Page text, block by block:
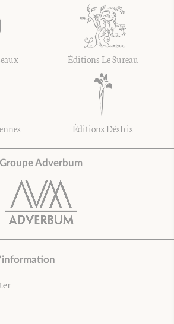
Éditions Le Sureau
Éditions DésIris
Groupe Adverbum